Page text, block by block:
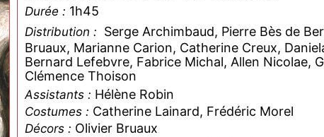
Durée : 1h45
Distribution : Serge Archimbaud, Pierre Bès de
Bruaux, Marianne Carion, Catherine Creux,
Bernard Lefebvre, Fabrice Michal, Allen Nicolae,
Clémence Thoison
Assistants : Hélène Robin
Costumes : Catherine Lainard, Frédéric Morel
Décors : Olivier Bruaux